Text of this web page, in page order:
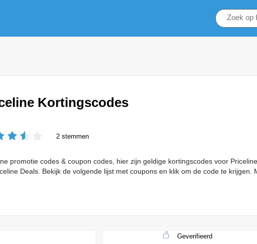
Kortingscodes
2 stemmen
promotie codes & coupon codes, hier zijn geldige kortingscodes voor
Deals. Bekijk de volgende lijst met coupons en klik om de code te krijgen.
Geverifieerd